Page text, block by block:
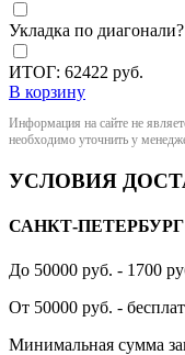
Укладка по диагонали?
ИТОГ: 62422 руб.
В корзину
Информация на сайте не
необходимо уточнить у
УСЛОВИЯ
САНКТ-ПЕТЕРБУРГ
До 50000 руб. - 1700
От 50000 руб. -
Минимальная сумма